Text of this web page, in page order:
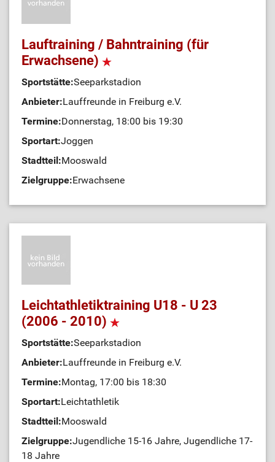
Lauftraining / Bahntraining (für
Erwachsene)
Sportstätte:Seeparkstadion
Anbieter:Lauffreunde in Freiburg e.V.
Termine:Donnerstag, 18:00 bis 19:30
Sportart:Joggen
Stadtteil:Mooswald
Zielgruppe:Erwachsene
Leichtathletiktraining U18 - U 23
(2006 - 2010)
Sportstätte:Seeparkstadion
Anbieter:Lauffreunde in Freiburg e.V.
Termine:Montag, 17:00 bis 18:30
Sportart:Leichtathletik
Stadtteil:Mooswald
Zielgruppe:Jugendliche 15-16 Jahre, Jugendliche 17-
18 Jahre